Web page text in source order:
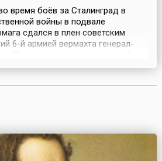
время боёв за Сталинград в
войны в подвале
сдался в плен советским
6-й армией вермахта генерал-
событий Сталинградской
– один из авторов плана нап...